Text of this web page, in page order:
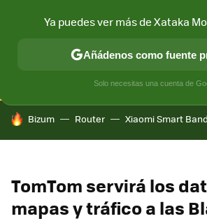
CONECTIVIDAD MÓVIL Y SOCIEDAD
HOY SE HABLA DE
Bizum Router Xiaomi Smart
TomTom servirá los
mapas y tráfico a las
Ya puedes ver más de Xataka
Añádenos como fuente
Solo necesitas una cuenta de